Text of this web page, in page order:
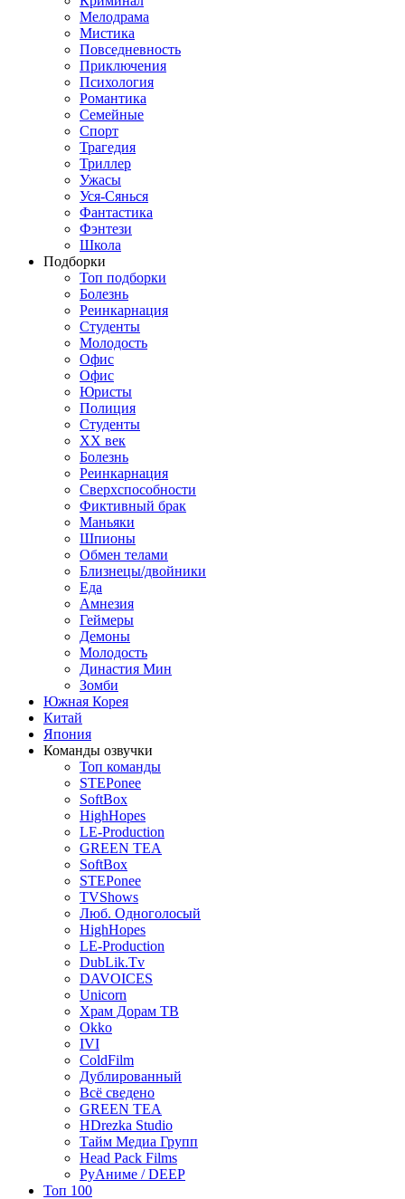
Мелодрама
Мистика
Повседневность
Приключения
Психология
Романтика
Семейные
Спорт
Трагедия
Триллер
Ужасы
Уся-Сянься
Фантастика
Фэнтези
Школа
Подборки
Топ подборки
Болезнь
Реинкарнация
Студенты
Молодость
Офис
Офис
Юристы
Полиция
Студенты
ХХ век
Болезнь
Реинкарнация
Сверхспособности
Фиктивный брак
Маньяки
Шпионы
Обмен телами
Близнецы/двойники
Еда
Амнезия
Геймеры
Демоны
Молодость
Династия Мин
Зомби
Южная Корея
Китай
Япония
Команды озвучки
Топ команды
STEPonee
SoftBox
HighHopes
LE-Production
GREEN TEA
SoftBox
STEPonee
TVShows
Люб. Одноголосый
HighHopes
LE-Production
DubLik.Tv
DAVOICES
Unicorn
Храм Дорам ТВ
Okko
IVI
ColdFilm
Дублированный
Всё сведено
GREEN TEA
HDrezka Studio
Тайм Медиа Групп
Head Pack Films
РуАниме / DEEP
Топ 100